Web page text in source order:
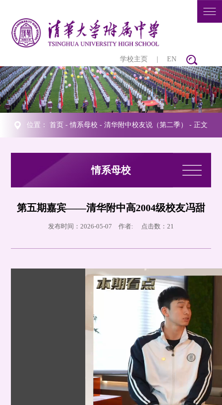
学校主页 EN
位置： 首页 -情系母校 - 清华附中校友说（第二季） - 正文
情系母校
第五期嘉宾——清华附中高2004级校友冯甜
发布时间：2026-05-07 作者: 点击数： 21